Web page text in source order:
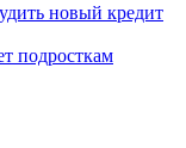
новый кредит
подросткам